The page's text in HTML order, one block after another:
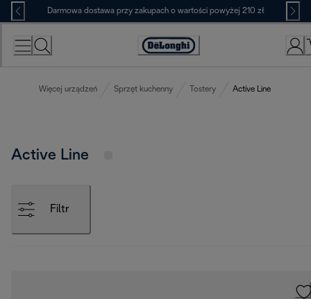
Skip
to
Content
Darmowa dostawa przy zakupach o wartości powyżej 210 zł
Deklaracja
Więcej urządzeń Sprzęt kuchenny Tostery Active Line
Active Line
Filtr